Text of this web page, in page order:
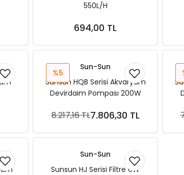
550L/H
694,00 TL
Sepete Ekle
%5
Sun-Sun
Sunsun HQB Serisi Akvaryum
Devirdaim Pompası 200W
8.217,16 TL7.806,30 TL
Sepete Ekle
Sun-Sun
Sunsun HJ Serisi Filtre 6W